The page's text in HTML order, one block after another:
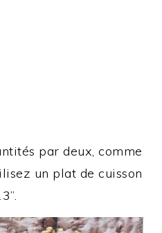
par deux, comme
un plat de cuisson